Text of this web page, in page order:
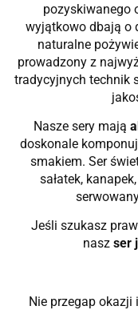
pozyskiwanego
wyjątkowo dbają o
naturalne
prowadzony z
tradycyjnych technik
Nasze sery mają
doskonale
smakiem. Ser
sałatek,
Jeśli szukasz
nasz ser
Nie przegap